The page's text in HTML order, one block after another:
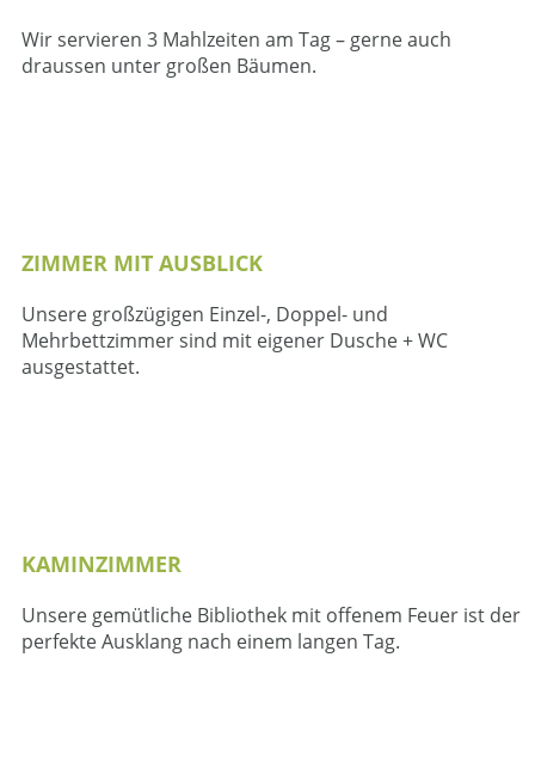
Wir servieren 3 Mahlzeiten am Tag – gerne auch
draussen unter großen Bäumen.
ZIMMER MIT AUSBLICK
Unsere großzügigen Einzel-, Doppel- und
Mehrbettzimmer sind mit eigener Dusche + WC
ausgestattet.
KAMINZIMMER
Unsere gemütliche Bibliothek mit offenem Feuer ist der
perfekte Ausklang nach einem langen Tag.